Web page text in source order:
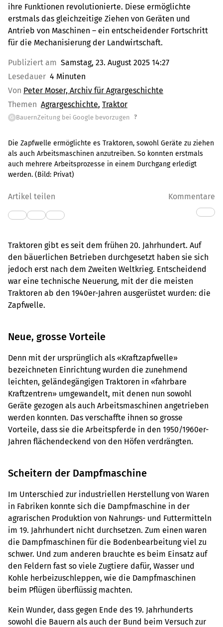
ihre Funktionen revolutionierte. Diese ermöglichte
erstmals das gleichzeitige Ziehen von Geräten und
Antrieb von Maschinen – ein entscheidender Fortschritt
für die Mechanisierung der Landwirtschaft.
Publiziert am Samstag, 23. August 2025 14:27
Lesedauer 4 Minuten
Von Peter Moser, Archiv für Agrargeschichte
Themen Agrargeschichte Traktor
G BauernZeitung bei Google bevorzugen ?
Die Zapfwelle ermöglichte es Traktoren, sowohl Geräte zu ziehen
als auch Arbeitsmaschinen anzutreiben. So konnten erstmals
auch mehrere Arbeitsprozesse in einem Durchgang erledigt
werden. (Bild: Privat)
Artikel teilen Kommentare
Traktoren gibt es seit dem frühen 20. Jahrhundert. Auf
den bäuerlichen Betrieben durchgesetzt haben sie sich
jedoch erst nach dem Zweiten Weltkrieg. Entscheidend
war eine technische Neuerung, mit der die meisten
Traktoren ab den 1940er-Jahren ausgerüstet wurden: die
Zapfwelle.
Neue, grosse Vorteile
Denn mit der ursprünglich als «Kraftzapfwelle»
bezeichneten Einrichtung wurden die zunehmend
leichten, geländegängigen Traktoren in «fahrbare
Kraftzentren» umgewandelt, mit denen nun sowohl
Geräte gezogen als auch Arbeitsmaschinen angetrieben
werden konnten. Das verschaffte ihnen so grosse
Vorteile, dass sie die Arbeitspferde in den 1950/1960er-
Jahren flächendeckend von den Höfen verdrängten.
Scheitern der Dampfmaschine
Im Unterschied zur industriellen Herstellung von Waren
in Fabriken konnte sich die Dampfmaschine in der
agrarischen Produktion von Nahrungs- und Futtermitteln
im 19. Jahrhundert nicht durchsetzen. Zum einen waren
die Dampfmaschinen für die Bodenbearbeitung viel zu
schwer. Und zum anderen brauchte es beim Einsatz auf
den Feldern fast so viele Zugtiere dafür, Wasser und
Kohle herbeizuschleppen, wie die Dampfmaschinen
beim Pflügen überflüssig machten.
Kein Wunder, dass gegen Ende des 19. Jahrhunderts
sowohl die Bauern als auch der Bund beim Versuch zur